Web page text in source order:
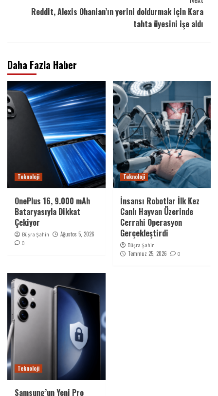
Reddit, Alexis Ohanian’ın yerini doldurmak için Kara
tahta üyesini işe aldı
Daha Fazla Haber
Teknoloji
OnePlus 16, 9.000 mAh
Bataryasıyla Dikkat
Çekiyor
Büşra Şahin Ağustos 5, 2026
0
Teknoloji
İnsansı Robotlar İlk Kez
Canlı Hayvan Üzerinde
Cerrahi Operasyon
Gerçekleştirdi
Büşra Şahin
Temmuz 25, 2026 0
Teknoloji
Samsung’un Yeni Pro